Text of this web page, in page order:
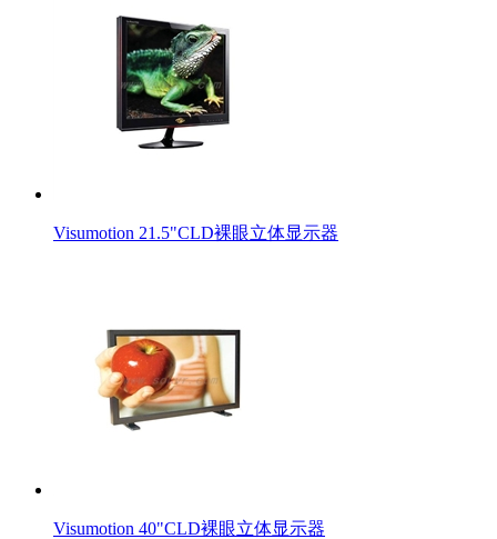
Visumotion 21.5"CLD裸眼立体显示器
Visumotion 40"CLD裸眼立体显示器